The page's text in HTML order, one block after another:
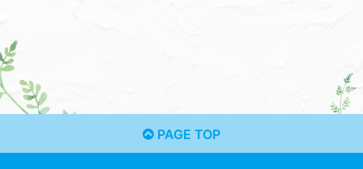
PAGE TOP